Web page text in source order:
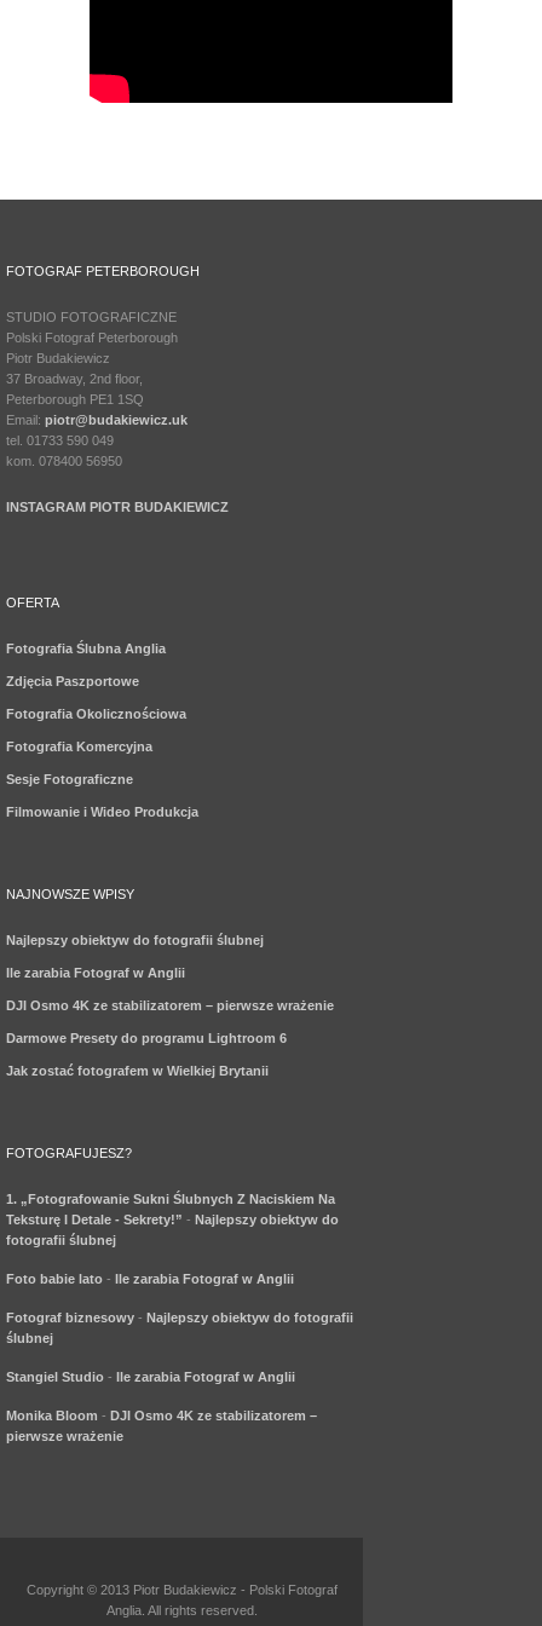
FOTOGRAF PETERBOROUGH
STUDIO FOTOGRAFICZNE
Polski Fotograf Peterborough
Piotr Budakiewicz
37 Broadway, 2nd floor,
Peterborough PE1 1SQ
Email: piotr@budakiewicz.uk
tel. 01733 590 049
kom. 078400 56950
INSTAGRAM PIOTR BUDAKIEWICZ
OFERTA
Fotografia Ślubna Anglia
Zdjęcia Paszportowe
Fotografia Okolicznościowa
Fotografia Komercyjna
Sesje Fotograficzne
Filmowanie i Wideo Produkcja
NAJNOWSZE WPISY
Najlepszy obiektyw do fotografii ślubnej
Ile zarabia Fotograf w Anglii
DJI Osmo 4K ze stabilizatorem – pierwsze wrażenie
Darmowe Presety do programu Lightroom 6
Jak zostać fotografem w Wielkiej Brytanii
FOTOGRAFUJESZ?
1. „Fotografowanie Sukni Ślubnych Z Naciskiem Na
Teksturę I Detale - Sekrety!” - Najlepszy obiektyw do
fotografii ślubnej
Foto babie lato - Ile zarabia Fotograf w Anglii
Fotograf biznesowy - Najlepszy obiektyw do fotografii
ślubnej
Stangiel Studio - Ile zarabia Fotograf w Anglii
Monika Bloom - DJI Osmo 4K ze stabilizatorem –
pierwsze wrażenie
Copyright © 2013 Piotr Budakiewicz - Polski Fotograf
Anglia. All rights reserved.